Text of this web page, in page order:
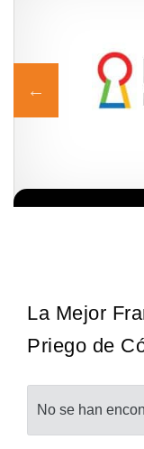
La Mejor
Priego de
No se han